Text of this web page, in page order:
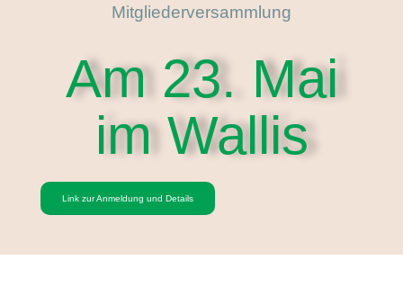
Mitgliederversammlung
Am 23. Mai
im Wallis
Link zur Anmeldung und Details